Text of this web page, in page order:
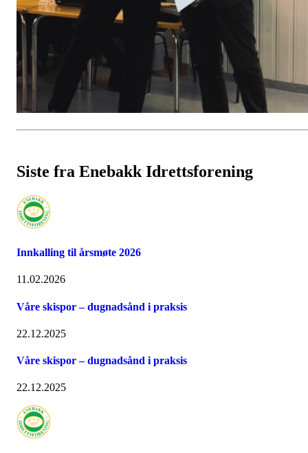
Siste fra Enebakk Idrettsforening
Innkalling til årsmøte 2026
11.02.2026
Våre skispor – dugnadsånd i praksis
22.12.2025
Våre skispor – dugnadsånd i praksis
22.12.2025